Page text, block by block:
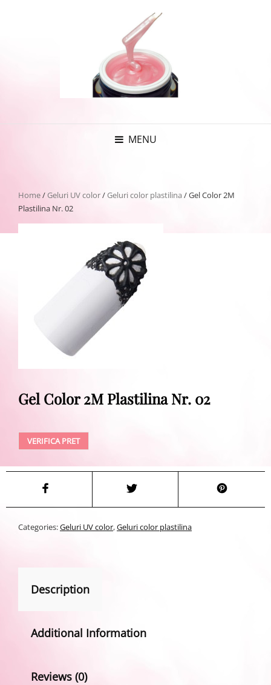
MENU
Home/Geluri UV color/Geluri color plastilina / Gel Color 2M
Plastilina Nr. 02
Gel Color 2M Plastilina Nr. 02
VERIFICA PRET
Categories:Geluri UV color,Geluri color plastilina
Description
Additional Information
Reviews (0)